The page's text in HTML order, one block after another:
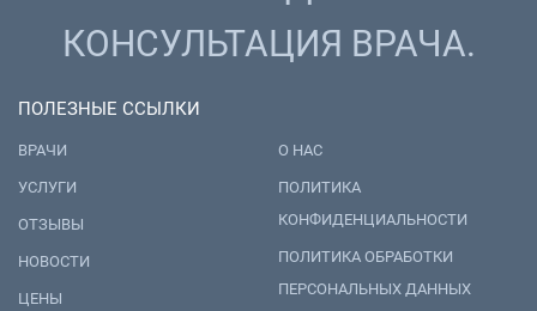
КОНСУЛЬТАЦИЯ ВРАЧА.
ПОЛЕЗНЫЕ ССЫЛКИ
ВРАЧИ
УСЛУГИ
ОТЗЫВЫ
НОВОСТИ
ЦЕНЫ
О НАС
ПОЛИТИКА
КОНФИДЕНЦИАЛЬНОСТИ
ПОЛИТИКА ОБРАБОТКИ
ПЕРСОНАЛЬНЫХ ДАННЫХ